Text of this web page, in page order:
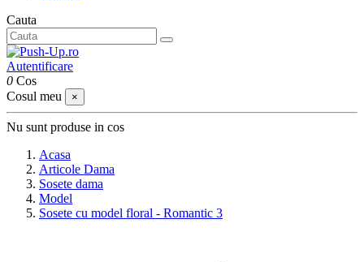
Cauta
Autentificare
0 Cos
Cosul meu
×
Nu sunt produse in cos
Acasa
Articole Dama
Sosete dama
Model
Sosete cu model floral - Romantic 3